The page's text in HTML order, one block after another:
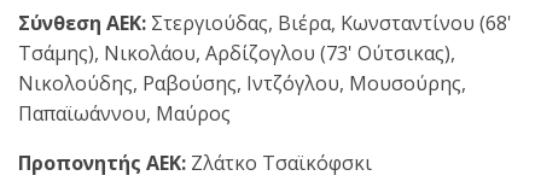
Σύνθεση ΑΕΚ: Στεργιούδας, Βιέρα, Κωνσταντίνου (68'
Τσάμης), Νικολάου, Αρδίζογλου (73' Ούτσικας),
Νικολούδης, Ραβούσης, Ιντζόγλου, Μουσούρης,
Παπαϊωάννου, Μαύρος
Προπονητής ΑΕΚ: Ζλάτκο Τσαϊκόφσκι